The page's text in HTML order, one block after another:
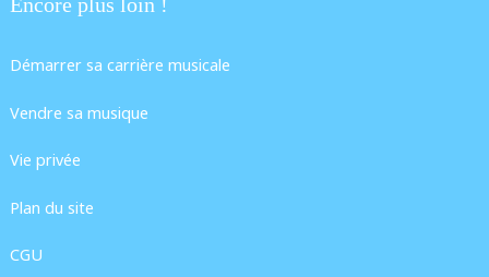
Démarrer sa carrière musicale
Vendre sa musique
Vie privée
Plan du site
CGU